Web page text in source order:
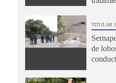
TITULAR 3
de